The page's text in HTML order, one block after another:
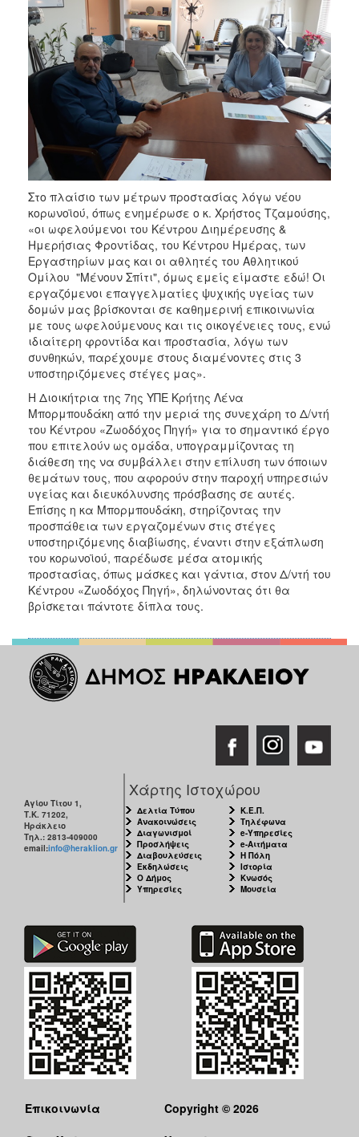
Στο πλαίσιο των μέτρων προστασίας λόγω νέου
κορωνοϊού, όπως ενημέρωσε ο κ. Χρήστος Τζαμούσης,
«οι ωφελούμενοι του Κέντρου Διημέρευσης &
Ημερήσιας Φροντίδας, του Κέντρου Ημέρας, των
Εργαστηρίων μας και οι αθλητές του Αθλητικού
Ομίλου "Μένουν Σπίτι", όμως εμείς είμαστε εδώ! Οι
εργαζόμενοι επαγγελματίες ψυχικής υγείας των
δομών μας βρίσκονται σε καθημερινή επικοινωνία
με τους ωφελούμενους και τις οικογένειες τους, ενώ
ιδιαίτερη φροντίδα και προστασία, λόγω των
συνθηκών, παρέχουμε στους διαμένοντες στις 3
υποστηριζόμενες στέγες μας».
Η Διοικήτρια της 7ης ΥΠΕ Κρήτης Λένα
Μπορμπουδάκη από την μεριά της συνεχάρη το Δ/ντή
του Κέντρου «Ζωοδόχος Πηγή» για το σημαντικό έργο
που επιτελούν ως ομάδα, υπογραμμίζοντας τη
διάθεση της να συμβάλλει στην επίλυση των όποιων
θεμάτων τους, που αφορούν στην παροχή υπηρεσιών
υγείας και διευκόλυνσης πρόσβασης σε αυτές.
Επίσης η κα Μπορμπουδάκη, στηρίζοντας την
προσπάθεια των εργαζομένων στις στέγες
υποστηριζόμενης διαβίωσης, έναντι στην εξάπλωση
του κορωνοϊού, παρέδωσε μέσα ατομικής
προστασίας, όπως μάσκες και γάντια, στον Δ/ντή του
Κέντρου «Ζωοδόχος Πηγή», δηλώνοντας ότι θα
βρίσκεται πάντοτε δίπλα τους.
Αγίου Τίτου 1,
Τ.Κ. 71202,
Ηράκλειο
Τηλ.: 2813-409000
email:info@heraklion.gr
Χάρτης Ιστοχώρου
Δελτία Τύπου
Ανακοινώσεις
Διαγωνισμοί
Προσλήψεις
Διαβουλεύσεις
Εκδηλώσεις
Ο Δήμος
Υπηρεσίες
Κ.Ε.Π.
Τηλέφωνα
e-Υπηρεσίες
e-Αιτήματα
Η Πόλη
Ιστορία
Κνωσός
Μουσεία
Επικοινωνία
Copyright © 2026